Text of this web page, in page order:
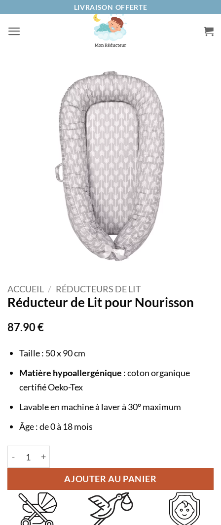
contenu
LIVRAISON OFFERTE
ACCUEIL / RÉDUCTEURS DE LIT
Réducteur de Lit pour Nourisson
87.90€
Taille : 50 x 90 cm
Matière hypoallergénique : coton organique
certifié Oeko-Tex
Lavable en machine à laver à 30° maximum
Âge : de 0 à 18 mois
AJOUTER AU PANIER